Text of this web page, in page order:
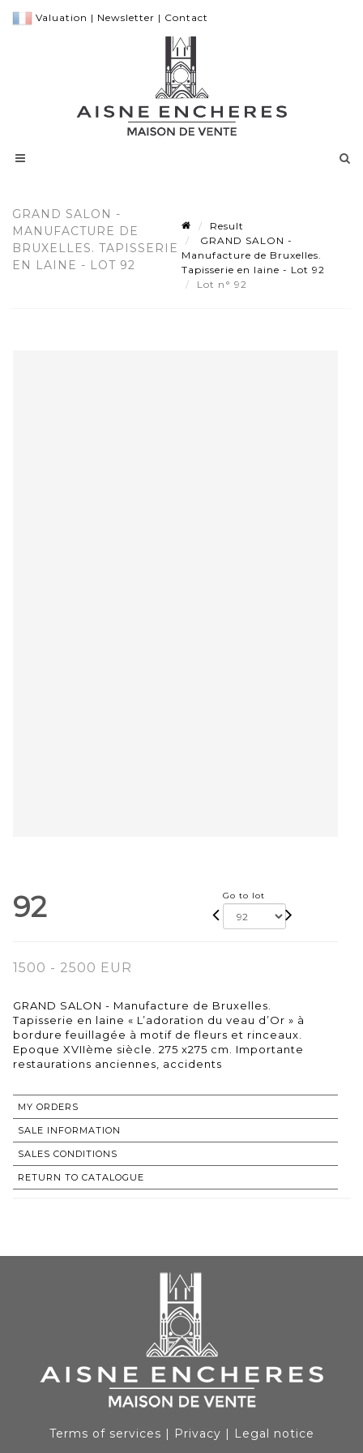
Valuation | Newsletter | Contact
GRAND SALON -
MANUFACTURE DE
BRUXELLES. TAPISSERIE
EN LAINE - LOT 92
Result
GRAND SALON -
Manufacture de Bruxelles.
Tapisserie en laine - Lot 92
Lot n° 92
92 Go to lot
1500 - 2500 EUR
GRAND SALON - Manufacture de Bruxelles.
Tapisserie en laine « L’adoration du veau d’Or » à
bordure feuillagée à motif de fleurs et rinceaux.
Epoque XVIIème siècle. 275 x275 cm. Importante
restaurations anciennes, accidents
MY ORDERS
SALE INFORMATION
SALES CONDITIONS
RETURN TO CATALOGUE
Terms of services | Privacy | Legal notice